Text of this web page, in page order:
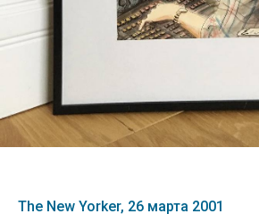
The New Yorker, 26 марта 2001